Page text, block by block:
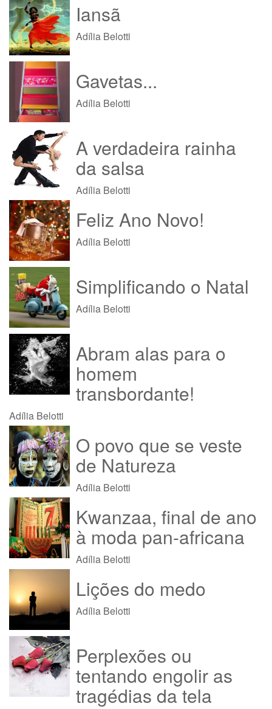
Iansã
Adília Belotti
Gavetas...
Adília Belotti
A verdadeira rainha
da salsa
Adília Belotti
Feliz Ano Novo!
Adília Belotti
Simplificando o Natal
Adília Belotti
Abram alas para o
homem
transbordante!
Adília Belotti
O povo que se veste
de Natureza
Adília Belotti
Kwanzaa, final de ano
à moda pan-africana
Adília Belotti
Lições do medo
Adília Belotti
Perplexões ou
tentando engolir as
tragédias da tela